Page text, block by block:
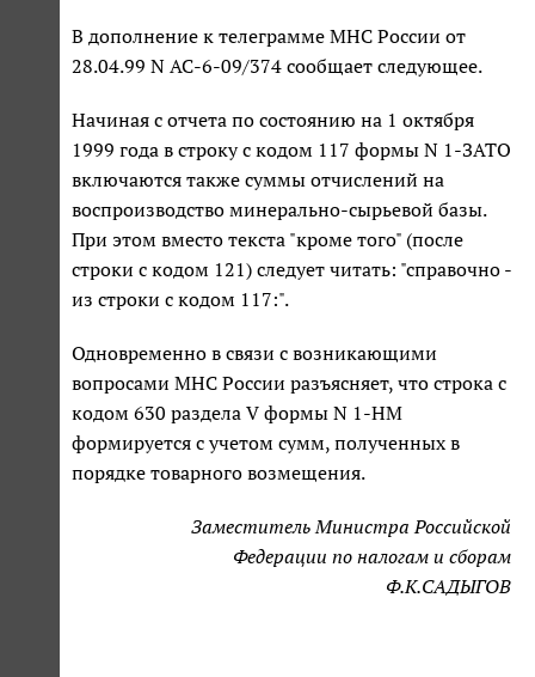
В дополнение к телеграмме МНС России от
28.04.99 N АС-6-09/374 сообщает следующее.
Начиная с отчета по состоянию на 1 октября
1999 года в строку с кодом 117 формы N 1-ЗАТО
включаются также суммы отчислений на
воспроизводство минерально-сырьевой базы.
При этом вместо текста "кроме того" (после
строки с кодом 121) следует читать: "справочно -
из строки с кодом 117:".
Одновременно в связи с возникающими
вопросами МНС России разъясняет, что строка с
кодом 630 раздела V формы N 1-НМ
формируется с учетом сумм, полученных в
порядке товарного возмещения.
Заместитель Министра Российской
Федерации по налогам и сборам
Ф.К.САДЫГОВ